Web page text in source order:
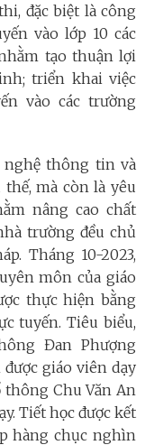
đặc biệt là công
vào lớp 10 các
tạo thuận lợi
triển khai việc
vào các trường
nghệ thông tin và
mà còn là yêu
nâng cao chất
trường đều chủ
Tháng 10-2023,
môn của giáo
thực hiện bằng
tuyến. Tiêu biểu,
Đan Phượng
giáo viên dạy
Chu Văn An
Tiết học được kết
hàng chục nghìn